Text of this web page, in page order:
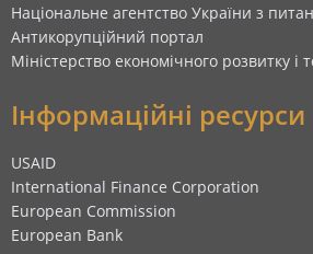
Національне агентство України з
Антикорупційний портал
Міністерство економічного розвитку і
Інформаційні ресурси
USAID
International Finance Corporation
European Commission
European Bank